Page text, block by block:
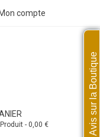
Mon compte
- 0,00 € Avis sur la Boutique